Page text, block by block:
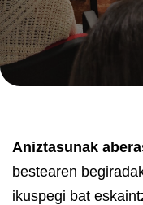
Aniztasunak
bestearen
ikuspegi bat